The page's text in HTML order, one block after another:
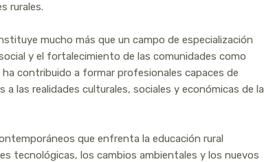
rurales.
mucho más que un campo de especialización
y el fortalecimiento de las comunidades como
contribuido a formar profesionales capaces de
las realidades culturales, sociales y económicas de la
que enfrenta la educación rural
tecnológicas, los cambios ambientales y los nuevos